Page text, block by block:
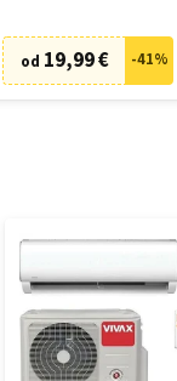
od 19,99 € -41%